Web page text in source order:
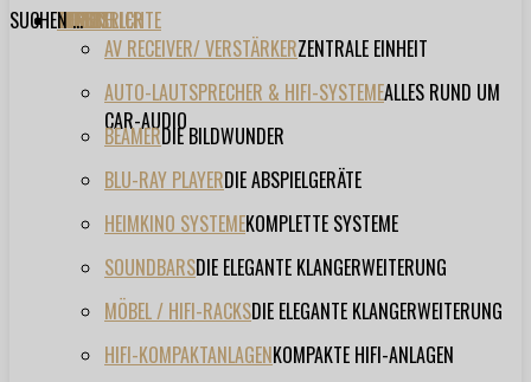
TESTBERICHTE
AV RECEIVER/ VERSTÄRKERZENTRALE EINHEIT
AUTO-LAUTSPRECHER & HIFI-SYSTEMEALLES RUND UM
CAR-AUDIO
BEAMERDIE BILDWUNDER
BLU-RAY PLAYERDIE ABSPIELGERÄTE
HEIMKINO SYSTEMEKOMPLETTE SYSTEME
SOUNDBARSDIE ELEGANTE KLANGERWEITERUNG
MÖBEL / HIFI-RACKSDIE ELEGANTE KLANGERWEITERUNG
HIFI-KOMPAKTANLAGENKOMPAKTE HIFI-ANLAGEN
FORUM
FILME
VIDEOS
HERSTELLER
EVENT
SUCHEN ...